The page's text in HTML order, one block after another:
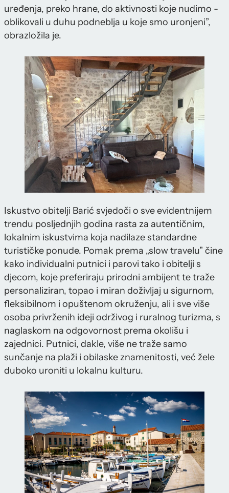
uređenja, preko hrane, do aktivnosti koje nudimo -
oblikovali u duhu podneblja u koje smo uronjeni”,
obrazložila je.
Iskustvo obitelji Barić svjedoči o sve evidentnijem
trendu posljednjih godina rasta za autentičnim,
lokalnim iskustvima koja nadilaze standardne
turističke ponude. Pomak prema „slow travelu” čine
kako individualni putnici i parovi tako i obitelji s
djecom, koje preferiraju prirodni ambijent te traže
personaliziran, topao i miran doživljaj u sigurnom,
fleksibilnom i opuštenom okruženju, ali i sve više
osoba privrženih ideji održivog i ruralnog turizma, s
naglaskom na odgovornost prema okolišu i
zajednici. Putnici, dakle, više ne traže samo
sunčanje na plaži i obilaske znamenitosti, već žele
duboko uroniti u lokalnu kulturu.